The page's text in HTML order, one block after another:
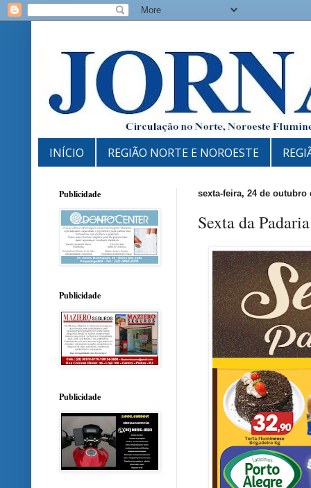
INÍCIO REGIÃO NORTE E NOROESTE
sexta-feira, 24 de outubro
Sexta da
Publicidade
Publicidade
Publicidade